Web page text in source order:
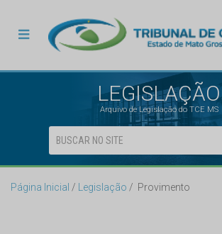
LEGISLAÇÃO
Arquivo de Legislação do TCE MS
Página Inicial Legislação Provimento